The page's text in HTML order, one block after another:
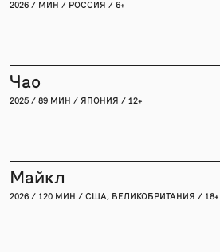
2026 / МИН / РОССИЯ / 6+
Чао
2025 / 89 МИН / ЯПОНИЯ / 12+
Майкл
2026 / 120 МИН / США, ВЕЛИКОБРИТАНИЯ / 18+